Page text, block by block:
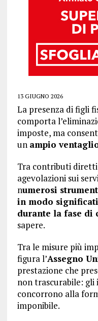
13 GIUGNO 2026
La presenza di figli
comporta
imposte, ma
un ampio
Tra contributi
agevolazioni sui
numerosi
in modo
durante la fase di
sapere.
Tra le misure più
figura l’Assegno
prestazione che
non trascurabile:
concorrono alla
imponibile.